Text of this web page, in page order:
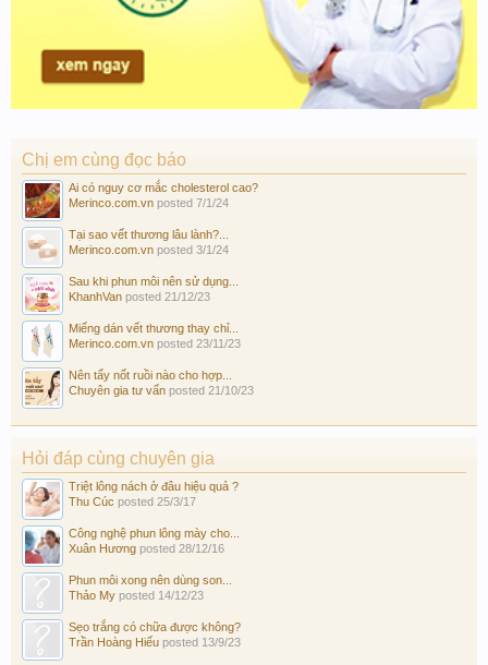
Chị em cùng đọc báo
Ai có nguy cơ mắc cholesterol cao?
Merinco.com.vn posted 7/1/24
Tại sao vết thương lâu lành?...
Merinco.com.vn posted 3/1/24
Sau khi phun môi nên sử dụng...
KhanhVan posted 21/12/23
Miếng dán vết thương thay chỉ...
Merinco.com.vn posted 23/11/23
Nên tẩy nốt ruồi nào cho hợp...
Chuyên gia tư vấn posted 21/10/23
Hỏi đáp cùng chuyên gia
Triệt lông nách ở đâu hiệu quả ?
Thu Cúc posted 25/3/17
Công nghệ phun lông mày cho...
Xuân Hương posted 28/12/16
Phun môi xong nên dùng son...
Thảo My posted 14/12/23
Sẹo trắng có chữa được không?
Trần Hoàng Hiếu posted 13/9/23